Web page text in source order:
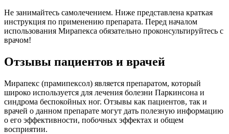
Не занимайтесь самолечением. Ниже представлена краткая
инструкция по применению препарата. Перед началом
использования Мирапекса обязательно проконсультируйтесь с
врачом!
Отзывы пациентов и врачей
Мирапекс (прамипексол) является препаратом, который
широко используется для лечения болезни Паркинсона и
синдрома беспокойных ног. Отзывы как пациентов, так и
врачей о данном препарате могут дать полезную информацию
о его эффективности, побочных эффектах и общем
восприятии.